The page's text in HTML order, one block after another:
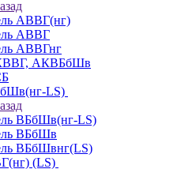
АВВГ(нг)
АВВГ
АВВГнг
АКВБбШв
LS)
ВБбШв(нг-LS)
ВБбШв
ВБбШвнг(LS)
(LS)